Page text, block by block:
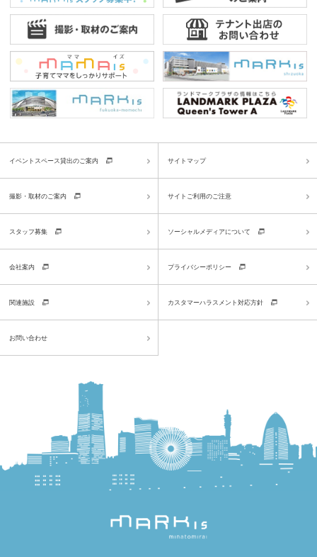
イベントスペース貸出のご案内
撮影・取材のご案内
スタッフ募集
会社案内
関連施設
お問い合わせ
サイトマップ
サイトご利用のご注意
ソーシャルメディアについて
プライバシーポリシー
カスタマーハラスメント対応方針